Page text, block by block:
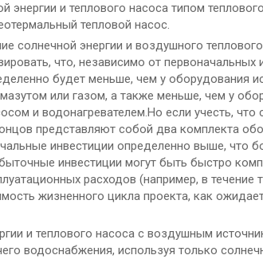
энергии и теплового насоса типом
тепловой насос.
солнечной энергии и воздушного
что, независимо от первоначальных
будет меньше, чем у оборудования
или газом, а также меньше, чем у
и водонагревателем.Но если учесть, что
представляют собой два комплекта
инвестиции определенно выше, что
инвестиции могут быть быстро
расходов (например, в течение
жизненного цикла проекта, как
и теплового насоса с воздушным
водоснабжения, используя только